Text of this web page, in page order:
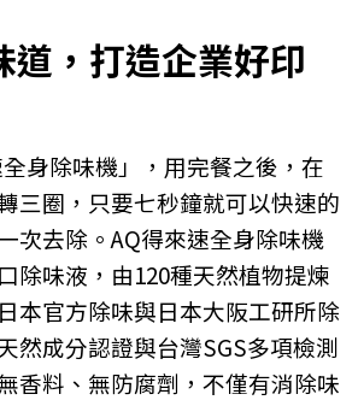
道，打造企業好印
身除味機」，用完餐之後，在
三圈，只要七秒鐘就可以快速的
次去除。AQ得來速全身除味機
除味液，由120種天然植物提煉
本官方除味與日本大阪工研所除
然成分認證與台灣SGS多項檢測
香料、無防腐劑，不僅有消除味